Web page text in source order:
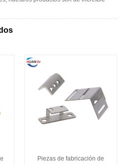
Piezas de fabricación de